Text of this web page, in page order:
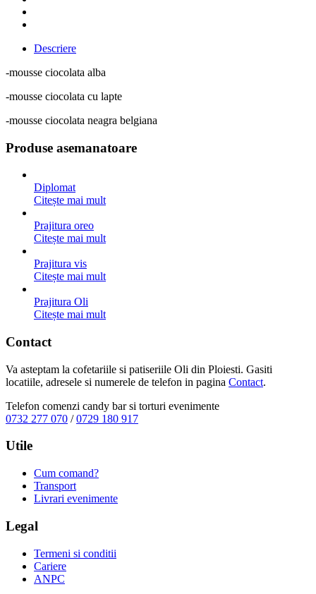
Descriere
-mousse ciocolata alba
-mousse ciocolata cu lapte
-mousse ciocolata neagra belgiana
Produse asemanatoare
Diplomat
Citește mai mult
Prajitura oreo
Citește mai mult
Prajitura vis
Citește mai mult
Prajitura Oli
Citește mai mult
Contact
Va asteptam la cofetariile si patiseriile Oli din Ploiesti. Gasiti
locatiile, adresele si numerele de telefon in pagina Contact.
Telefon comenzi candy bar si torturi evenimente
0732 277 070 /0729 180 917
Utile
Cum comand?
Transport
Livrari evenimente
Legal
Termeni si conditii
Cariere
ANPC